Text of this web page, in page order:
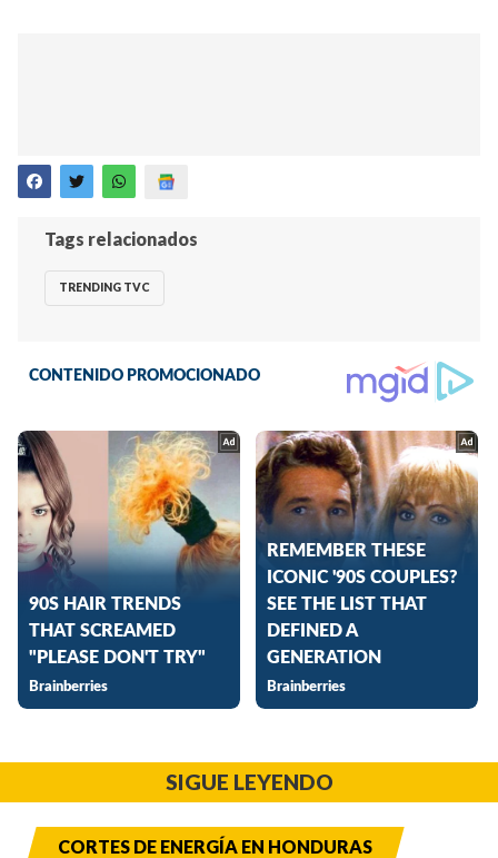
Tags relacionados
TRENDING TVC
SIGUE LEYENDO
CORTES DE ENERGÍA EN HONDURAS